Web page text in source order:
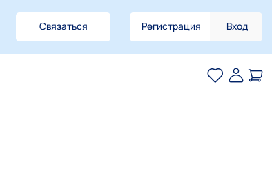
Связаться Регистрация Вход